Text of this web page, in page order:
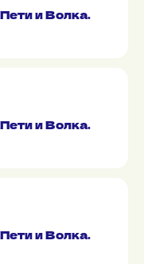
и Волка.
и Волка.
и Волка.